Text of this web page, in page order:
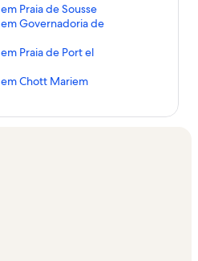
Praia de Sousse
Governadoria de
Praia de Port el
Chott Mariem